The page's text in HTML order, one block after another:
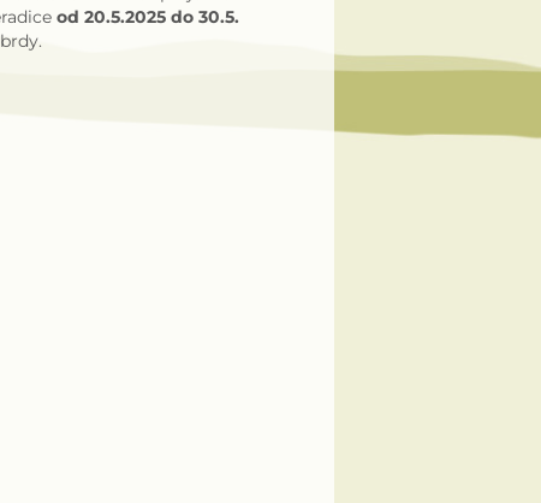
od 20.5.2025 do 30.5.